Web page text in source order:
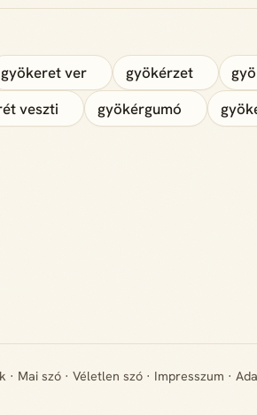
gyökeret ver gyökérzet
veszti gyökérgumó
· Mai szó · Véletlen szó · Impresszum ·